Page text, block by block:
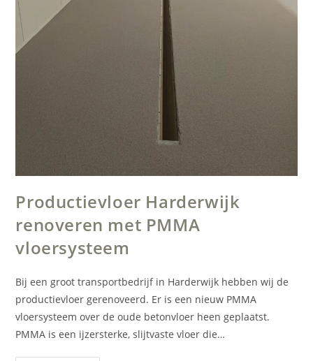
Productievloer Harderwijk
renoveren met PMMA
vloersysteem
Bij een groot transportbedrijf in Harderwijk hebben wij de
productievloer gerenoveerd. Er is een nieuw PMMA
vloersysteem over de oude betonvloer heen geplaatst.
PMMA is een ijzersterke, slijtvaste vloer die…